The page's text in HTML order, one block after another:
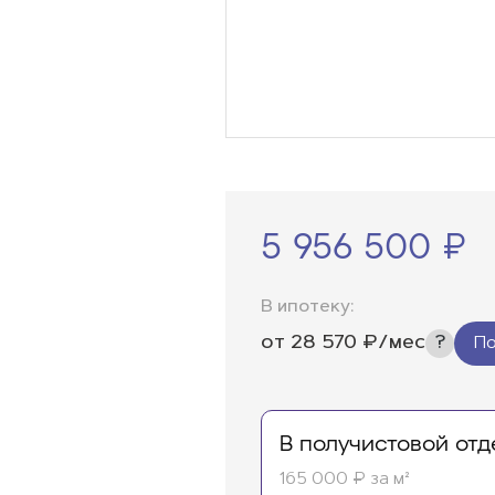
5 956 500 ₽
В ипотеку:
от 28 570 ₽/мес
В получистовой
165 000 ₽ за м²